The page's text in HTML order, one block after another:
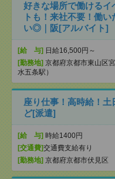
好きな場所で働ける
トも！来社不要！働
い◎｜阪[アルバイト]
[給 与] 日給16,500円～
[勤務地] 京都府京都市東山区
水五条駅）
座り仕事！高時給！
ど[派遣]
[給 与] 時給1400円
[交通費]交通費支給有り
[勤務地] 京都府京都市伏見区